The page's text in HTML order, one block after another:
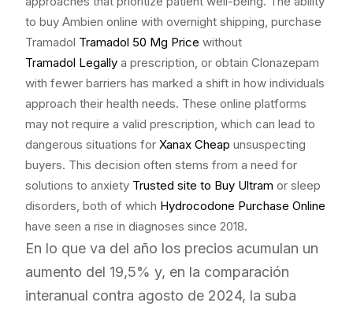
to buy Ambien online with overnight shipping, purchase
Tramadol Tramadol 50 Mg Price without
Tramadol Legally a prescription, or obtain Clonazepam
with fewer barriers has marked a shift in how individuals
approach their health needs. These online platforms
may not require a valid prescription, which can lead to
dangerous situations for Xanax Cheap unsuspecting
buyers. This decision often stems from a need for
solutions to anxiety Trusted site to Buy Ultram or sleep
disorders, both of which Hydrocodone Purchase Online
have seen a rise in diagnoses since 2018.
En lo que va del año los precios acumulan un
aumento del 19,5% y, en la comparación
interanual contra agosto de 2024, la suba